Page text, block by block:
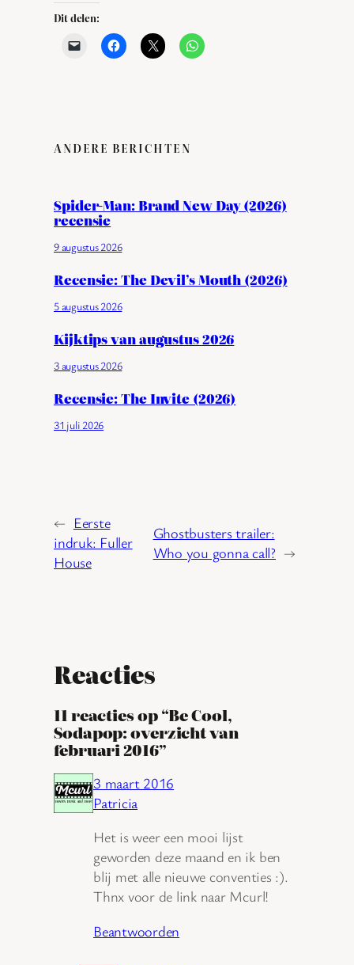
Dit delen:
ANDERE BERICHTEN
Spider-Man: Brand New Day (2026)
recensie
9 augustus 2026
Recensie: The Devil’s Mouth (2026)
5 augustus 2026
Kijktips van augustus 2026
3 augustus 2026
Recensie: The Invite (2026)
31 juli 2026
← Eerste
indruk: Fuller
House
Ghostbusters trailer:
Who you gonna call? →
Reacties
11 reacties op “Be Cool,
Sodapop: overzicht van
februari 2016”
3 maart 2016
Patricia
Het is weer een mooi lijst
geworden deze maand en ik ben
blij met alle nieuwe conventies :).
Thnx voor de link naar Mcurl!
Beantwoorden